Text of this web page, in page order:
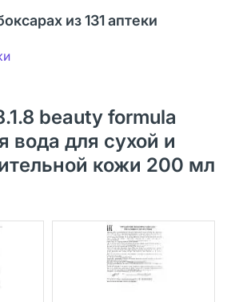
из 131 аптеки
beauty formula
вода для сухой и
кожи 200 мл